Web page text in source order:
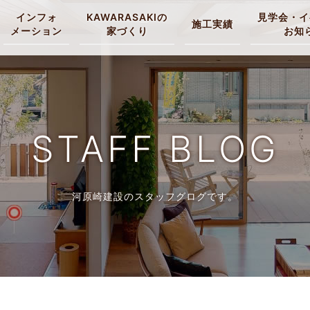
インフォ
メーション
KAWARASAKIの
家づくり
施工実績
見学会・
お知
STAFF BLOG
河原崎建設のスタッフグログです。